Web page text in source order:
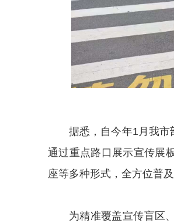
据悉，自今年1月我市
通过重点路口展示宣传展
座等多种形式，全方位普
为精准覆盖宣传盲区